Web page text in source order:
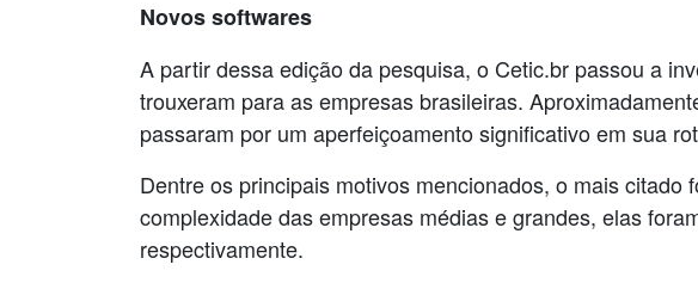
Novos softwares
A partir dessa edição da pesquisa, o Cetic.br passou a
trouxeram para as empresas brasileiras.
passaram por um aperfeiçoamento significativo em sua
Dentre os principais motivos mencionados, o mais citado
complexidade das empresas médias e grandes, elas
respectivamente.